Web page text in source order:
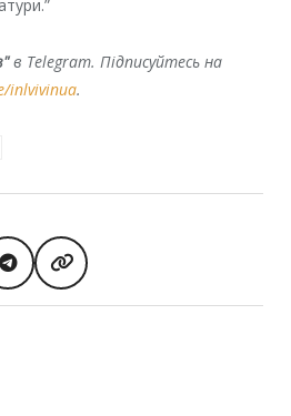
в Telegram. Підписуйтесь на
inlvivinua.